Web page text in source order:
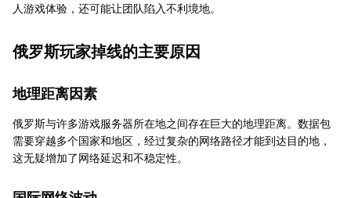
人游戏体验，还可能让团队陷入不利境地。
俄罗斯玩家掉线的主要原因
地理距离因素
俄罗斯与许多游戏服务器所在地之间存在巨大的地理距离。数据包
需要穿越多个国家和地区，经过复杂的网络路径才能到达目的地，
这无疑增加了网络延迟和不稳定性。